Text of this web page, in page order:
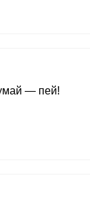
— пей!